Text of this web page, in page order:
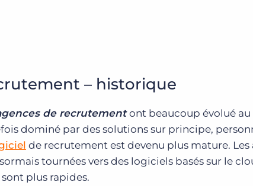
– historique
de recrutementont beaucoup évolué au
dominé par des solutions sur principe,
de recrutement est devenu plus mature. Les
tournées vers des logiciels basés sur le
plus rapides.